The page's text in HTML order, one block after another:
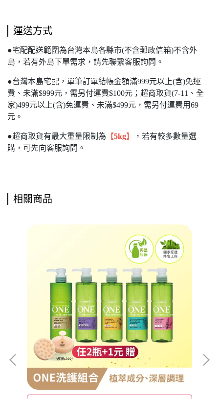
運送方式
●宅配配送範圍為台灣本島各縣市(不含郵政信箱)不含外
島，若有外島下單需求，請先聯繫客服詢問。
●台灣本島宅配，單筆訂單結帳金額滿999元以上(含)免運
費、未滿$999元，需另付運費$100元；超商取貨(7-11、全
家)499元以上(含)免運費、未滿$499元，需另付運費用69
元。
●超商取貨有最大重量限制為 【5kg】
，若有較多數量選
購，可先向客服詢問。
相關商品